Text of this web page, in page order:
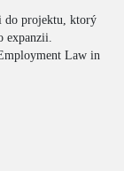
do projektu, ktorý
Law in